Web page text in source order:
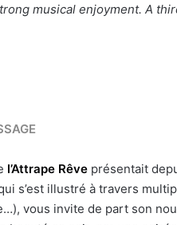
musical enjoyment. A
l’Attrape Rêve présentait
s’est illustré à travers
vous invite de part son